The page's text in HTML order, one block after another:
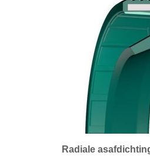
Radiale